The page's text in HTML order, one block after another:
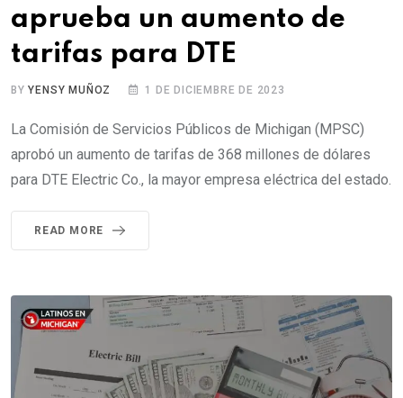
aprueba un aumento de
tarifas para DTE
BYYENSY MUÑOZ 1 DE DICIEMBRE DE 2023
La Comisión de Servicios Públicos de Michigan (MPSC)
aprobó un aumento de tarifas de 368 millones de dólares
para DTE Electric Co., la mayor empresa eléctrica del estado.
READ MORE